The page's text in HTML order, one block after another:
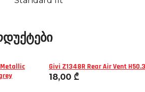
Givi Z1348R Rear Air Vent H50.3
18,00 ₾